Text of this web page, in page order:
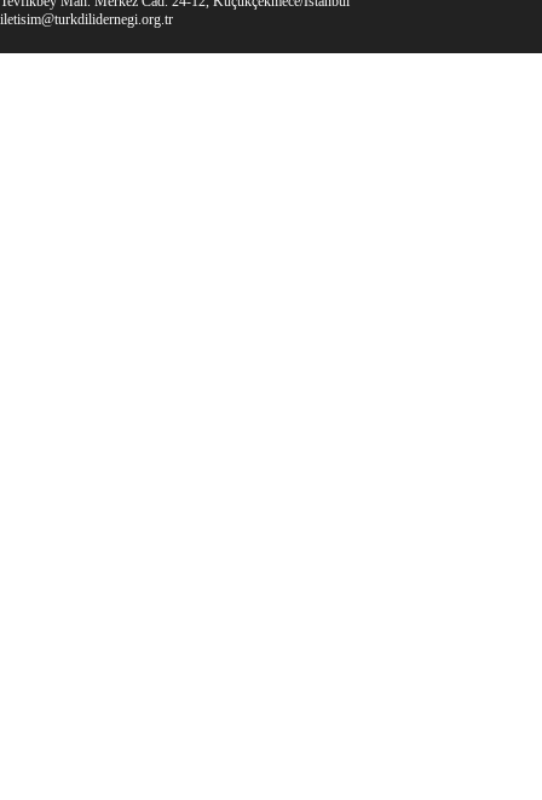
iletisim@turkdilidernegi.org.tr